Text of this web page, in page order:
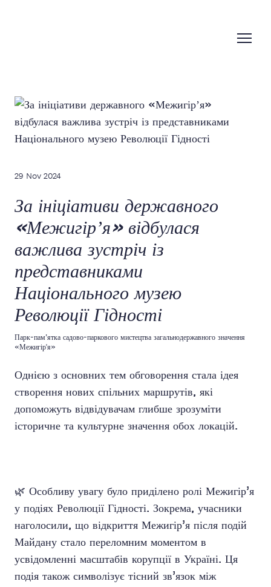
29 Nov 2024
За ініціативи державного
«Межигірʼя» відбулася
важлива зустріч із
представниками
Національного музею
Революції Гідності
Парк-пам’ятка садово-паркового мистецтва загальнодержавного значення
«Межигір'я»
Однією з основних тем обговорення стала ідея
створення нових спільних маршрутів, які
допоможуть відвідувачам глибше зрозуміти
історичне та культурне значення обох локацій.
🌿 Особливу увагу було приділено ролі Межигір’я
у подіях Революції Гідності. Зокрема, учасники
наголосили, що відкриття Межигір’я після подій
Майдану стало переломним моментом в
усвідомленні масштабів корупції в Україні. Ця
подія також символізує тісний зв’язок між